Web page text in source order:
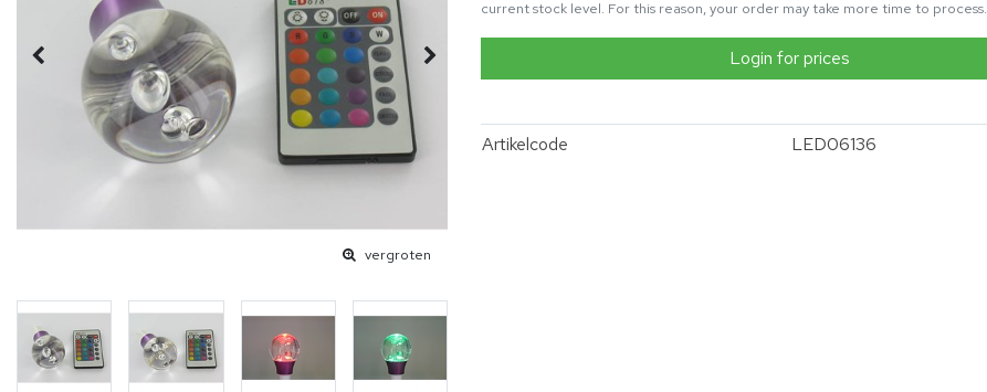
vergroten
current stock level. For this reason, your order may take more time to process.
Login for prices
Artikelcode LED06136